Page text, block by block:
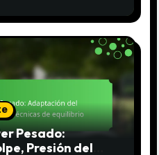
Pesado:
Presión del